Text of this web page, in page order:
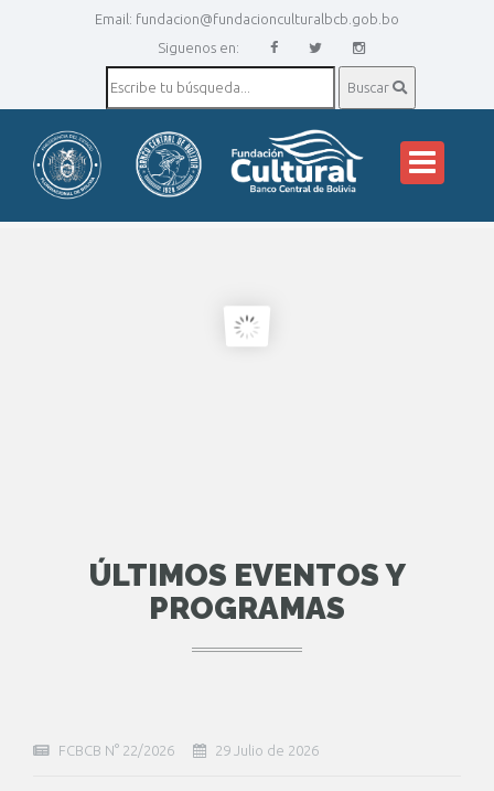
Email: fundacion@fundacionculturalbcb.gob.bo
Siguenos en:
Buscar
ÚLTIMOS EVENTOS Y
PROGRAMAS
FCBCB N° 22/2026 29 Julio de 2026